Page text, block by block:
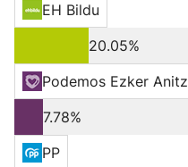
EH Bildu
20.05%
Podemos Ezker Anitz
7.78%
PP